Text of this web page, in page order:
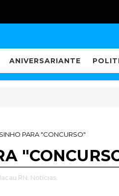
ANIVERSARIANTE
PARA "CONCURSO"
RN, Notícias,